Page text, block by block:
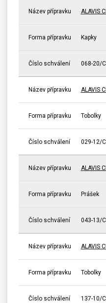
Název přípravku ALAVIS
Forma přípravku Kapky
Číslo schválení 068-20/C
Název přípravku ALAVIS
Forma přípravku Tobolky
Číslo schválení 029-12/C
Název přípravku ALAVIS
Forma přípravku Prášek
Číslo schválení 043-13/C
Název přípravku ALAVIS
Forma přípravku Tobolky
Číslo schválení 137-10/C